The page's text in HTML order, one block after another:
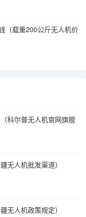
（载重200公斤无人机价
科尔普无人机官网旗舰
无人机批发渠道）
无人机政策规定）